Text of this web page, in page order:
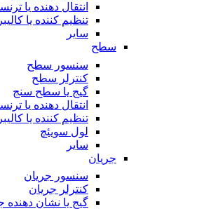
انتقال دهنده یا
تنظیم کننده یا
سایر
سطح
سنسور سطح
کنترلر سطح
گیج یا سطح سنج
انتقال دهنده یا
تنظیم کننده یا
لول سویئچ
سایر
جریان
سنسور جریان
کنترلر جریان
گیج یا نشان دهنده